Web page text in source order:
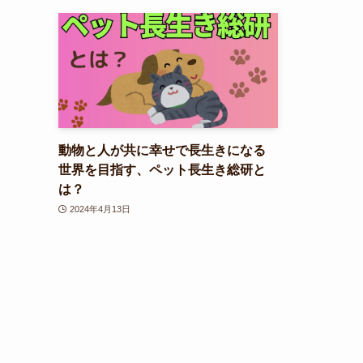
動物と人が共に幸せで長生きになる
世界を目指す、ペット長生き総研と
は？
2024年4月13日